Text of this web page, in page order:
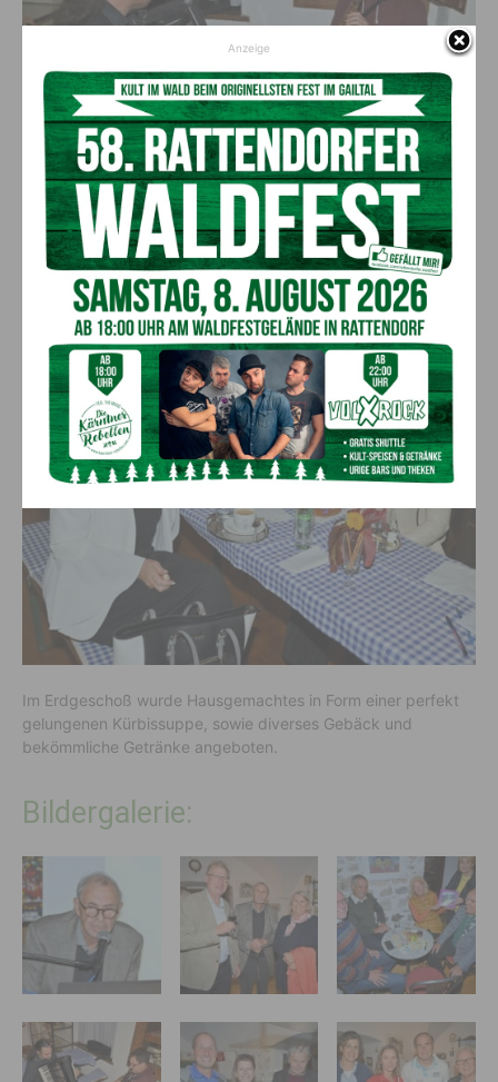
Im Erdgeschoß wurde Hausgemachtes in Form einer perfekt
gelungenen Kürbissuppe, sowie diverses Gebäck und
bekömmliche Getränke angeboten.
Bildergalerie:
Anzeige